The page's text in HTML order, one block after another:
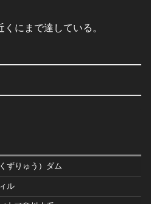
にまで達している。
ずりゅう）ダム
ル